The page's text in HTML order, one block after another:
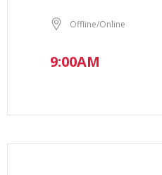
Offline/Online
9:00AM